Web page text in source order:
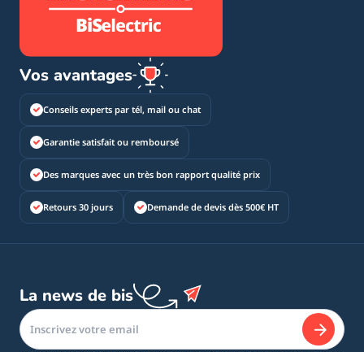
Vos avantages
Conseils experts par tél, mail ou chat
Garantie satisfait ou remboursé
Des marques avec un très bon rapport qualité prix
Retours 30 jours Demande de devis dès 500€ HT
La news de bis